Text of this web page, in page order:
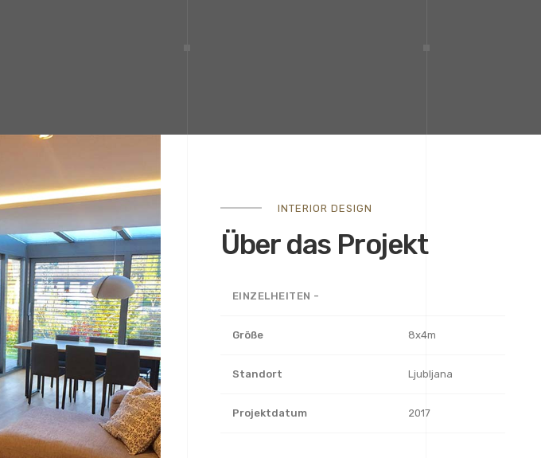
INTERIOR DESIGN
Über das Projekt
EINZELHEITEN -
Größe 8x4m
Standort Ljubljana
Projektdatum 2017